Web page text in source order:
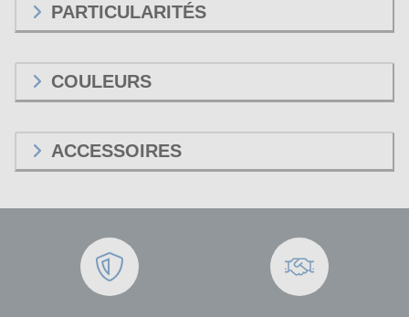
PARTICULARITÉS
COULEURS
ACCESSOIRES